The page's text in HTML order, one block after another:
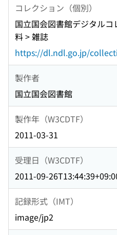
コレクション（個別）
国立国会図書館デジタル
料 > 雑誌
https://dl.ndl.go.jp/
製作者
国立国会図書館
製作年（W3CDTF）
2011-03-31
受理日（W3CDTF）
2011-09-
記録形式（IMT）
image/jp2